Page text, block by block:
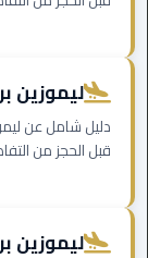
القاهرة
الجديدة
ليموزين
ليموزين
ليموزين
دليل شامل عن
قبل الحجز من
ليموزين